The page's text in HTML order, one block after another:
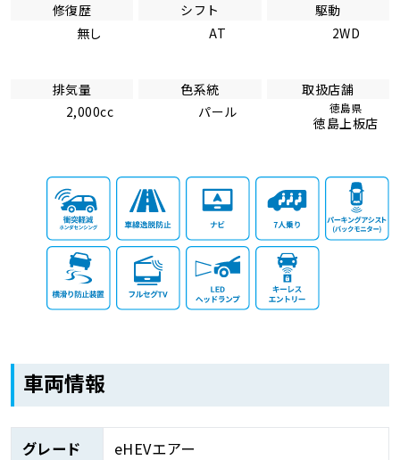
修復歴
無し
シフト
AT
駆動
2WD
排気量
2,000cc
色系統
パール
取扱店舗
徳島県
徳島上板店
車両情報
グレード
eHEVエアー